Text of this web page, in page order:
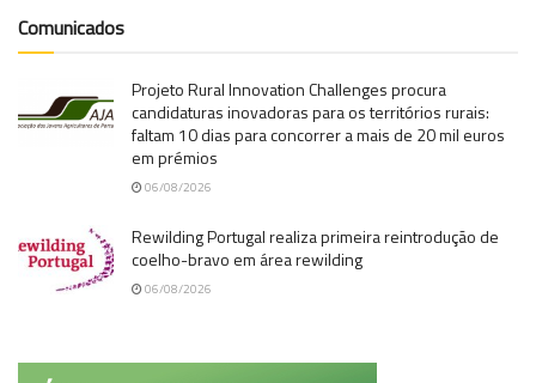
Comunicados
Projeto Rural Innovation Challenges procura
candidaturas inovadoras para os territórios rurais:
faltam 10 dias para concorrer a mais de 20 mil euros
em prémios
06/08/2026
Rewilding Portugal realiza primeira reintrodução de
coelho-bravo em área rewilding
06/08/2026